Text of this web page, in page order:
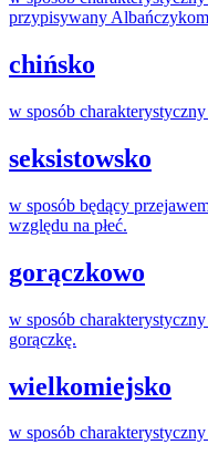
przypisywany
chińsko
w sposób
seksistowsko
w sposób będący
względu na płeć.
gorączkowo
w sposób
gorączkę.
wielkomiejsko
w sposób